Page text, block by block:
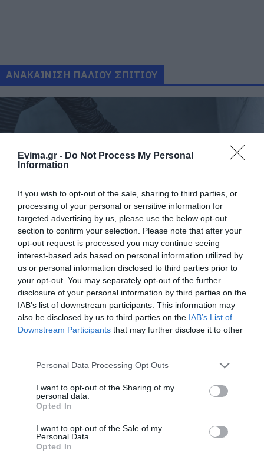
Evima.gr - Do Not Process My Personal
Information
If you wish to opt-out of the sale, sharing to third parties, or
processing of your personal or sensitive information for
targeted advertising by us, please use the below opt-out
section to confirm your selection. Please note that after your
opt-out request is processed you may continue seeing
interest-based ads based on personal information utilized by
us or personal information disclosed to third parties prior to
your opt-out. You may separately opt-out of the further
disclosure of your personal information by third parties on the
IAB’s list of downstream participants. This information may
also be disclosed by us to third parties on the IAB’s List of
Downstream Participants that may further disclose it to other
Please note that this website/app uses one or more Google
not limited to your visit or usage behaviour. You may click to
grant or deny consent to Google and its third-party tags to
use your data for below specified purposes in below Google
consent section.
Personal Data Processing Opt Outs
I want to opt-out of the Sharing of my
personal data.
Opted In
I want to opt-out of the Sale of my
Personal Data.
Opted In
ΑΝΑΚΑΙΝΙΣΗ ΠΑΛΙΟΥ ΣΠΙΤΙΟΥ
Ανακαίνιση παλιού σπιτιού: Τι πρέπει να
προσέξετε πριν ξεκινήσετε
22.04.2026 | 11:00
ΡΟΗ ΕΙΔΗΣΕΩΝ
Ρίγη συγκίνησης στην Εύβοια! Η Ιερά
Μονή Οσίου Δαυΐδ έλαμψε στη μεγάλη
πανήγυρη της Μεταμορφώσεως
08.08.2026 | 21:00
Φάνης Σπανός: 500.000 € για την